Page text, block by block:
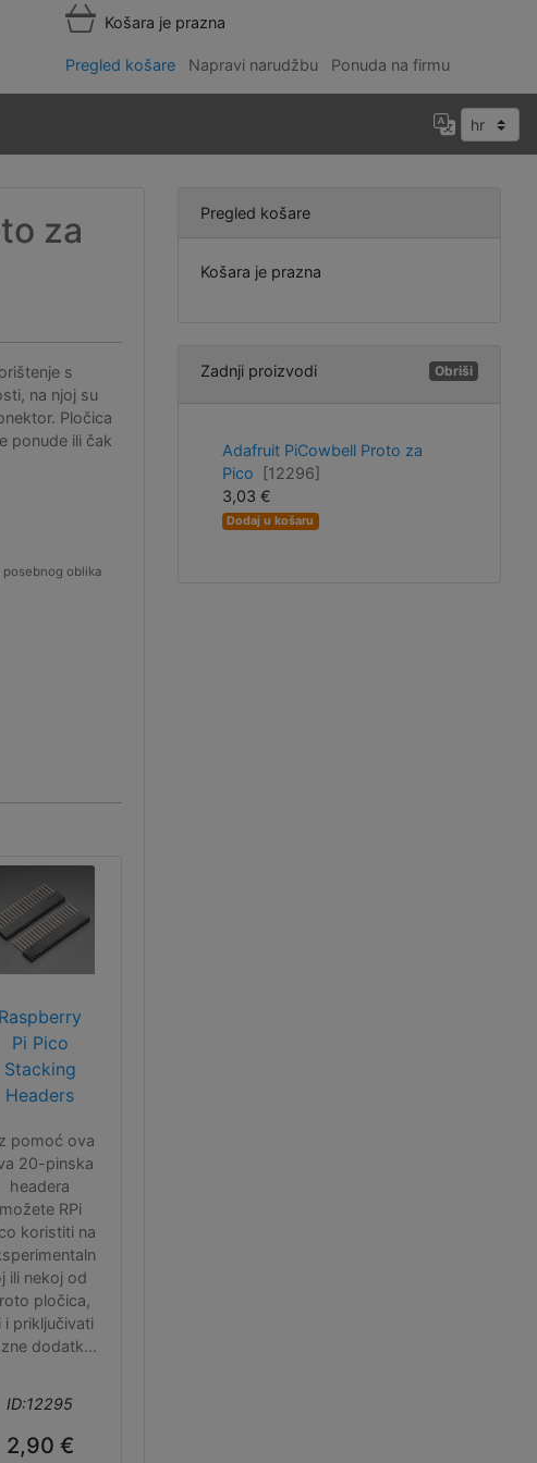
Košara je prazna
Pregled košare Napravi narudžbu Ponuda na firmu
za
s
na njoj su
Pločica
ponude ili čak
oblika
Raspberry
Pi Pico
Stacking
Headers
pomoć ova
20-pinska
headera
možete RPi
koristiti na
ili nekoj od
pločica,
i priključivati
dodatke
ID:12295
2,90 €
Pregled košare
Košara je prazna
Zadnji proizvodi Obriši
Adafruit PiCowbell Proto za
Pico
[12296]
3,03 €
Dodaj u košaru